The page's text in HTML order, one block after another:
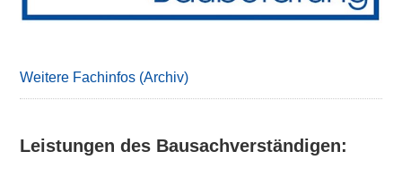
Weitere Fachinfos (Archiv)
Leistungen des Bausachverständigen: